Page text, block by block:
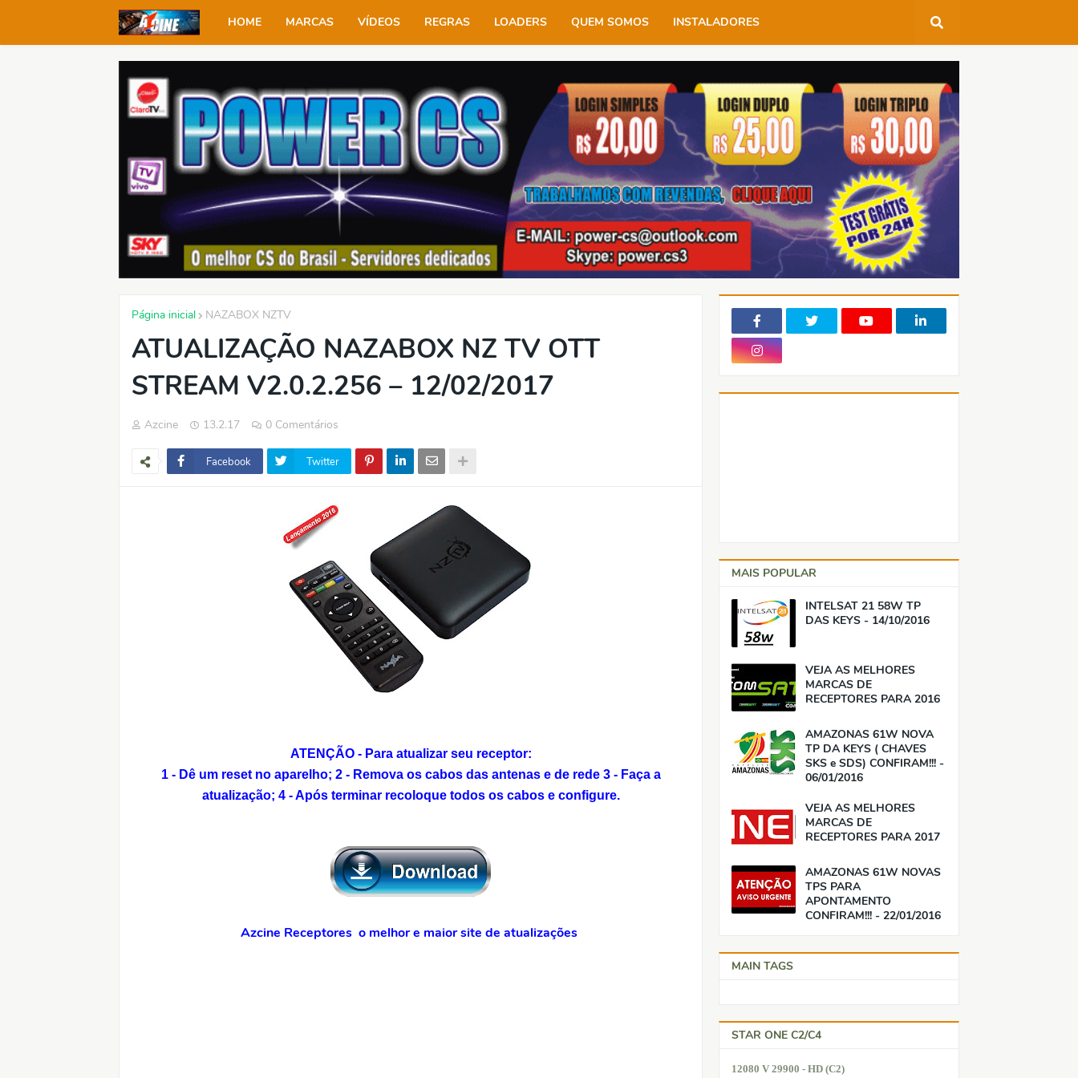
HOME MARCAS VÍDEOS REGRAS LOADERS QUEM SOMOS INSTALADORES
Página inicial NAZABOX NZTV
ATUALIZAÇÃO NAZABOX NZ TV OTT
STREAM V2.0.2.256 – 12/02/2017
Azcine 13.2.17 0 Comentários
Facebook Twitter
ATENÇÃO - Para atualizar seu receptor:
1 - Dê um reset no aparelho; 2 - Remova os cabos das antenas e de rede 3 - Faça a
atualização; 4 - Após terminar recoloque todos os cabos e configure.
Azcine Receptores o melhor e maior site de atualizações
MAIS POPULAR
INTELSAT 21 58W TP
DAS KEYS - 14/10/2016
VEJA AS MELHORES
MARCAS DE
RECEPTORES PARA 2016
AMAZONAS 61W NOVA
TP DA KEYS ( CHAVES
SKS e SDS) CONFIRAM!!! -
06/01/2016
VEJA AS MELHORES
MARCAS DE
RECEPTORES PARA 2017
AMAZONAS 61W NOVAS
TPS PARA
APONTAMENTO
CONFIRAM!!! - 22/01/2016
MAIN TAGS
STAR ONE C2/C4
12080 V 29900 - HD (C2)